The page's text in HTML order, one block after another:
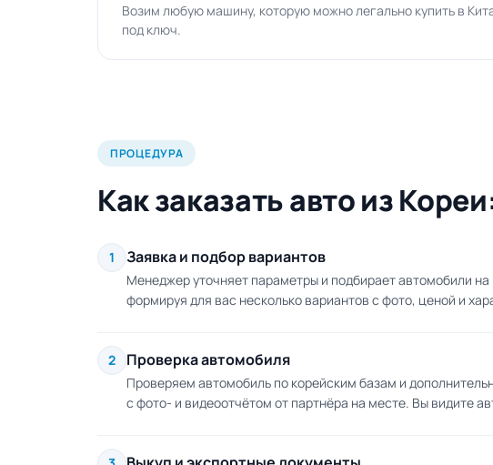
Возим любую машину, которую можно легально купить в
под ключ.
ПРОЦЕДУРА
Как заказать авто из
1 Заявка и подбор вариантов
Менеджер уточняет параметры и подбирает автомобили на
формируя для вас несколько вариантов с фото, ценой и
2 Проверка автомобиля
Проверяем автомобиль по корейским базам и
с фото- и видеоотчётом от партнёра на месте. Вы видите